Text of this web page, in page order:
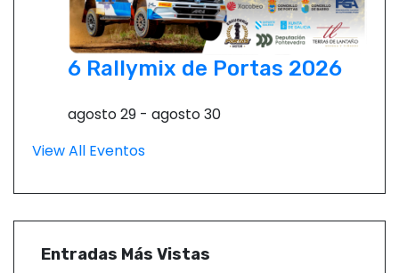
6 Rallymix de Portas 2026
agosto 29 - agosto 30
View All Eventos
Entradas Más Vistas